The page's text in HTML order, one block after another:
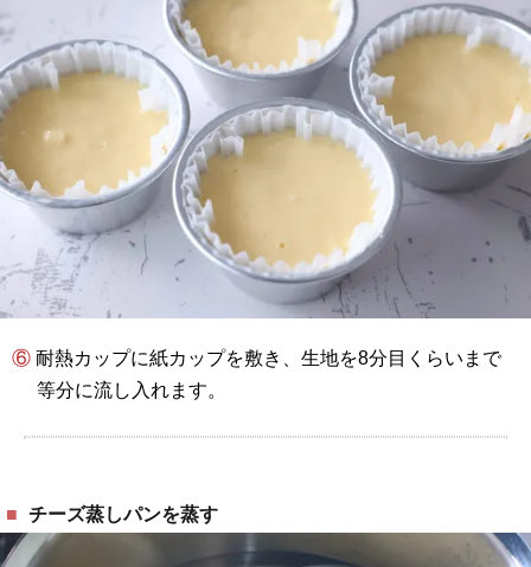
⑥ 耐熱カップに紙カップを敷き、生地を8分目くらいまで
等分に流し入れます。
チーズ蒸しパンを蒸す